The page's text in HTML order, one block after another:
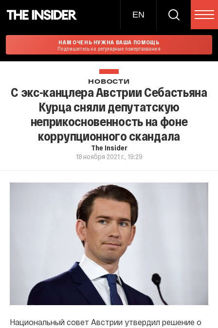
EN
НАМ ОЧЕНЬ НУЖНА ВАША ПОМОЩЬ
Подпишитесь на регулярные пожертвования
НОВОСТИ
С экс-канцлера Австрии Себастьяна
Курца сняли депутатскую
неприкосновенность на фоне
коррупционного скандала
The Insider
18 ноября 2021 г., 19:29
Национальный совет Австрии утвердил решение о